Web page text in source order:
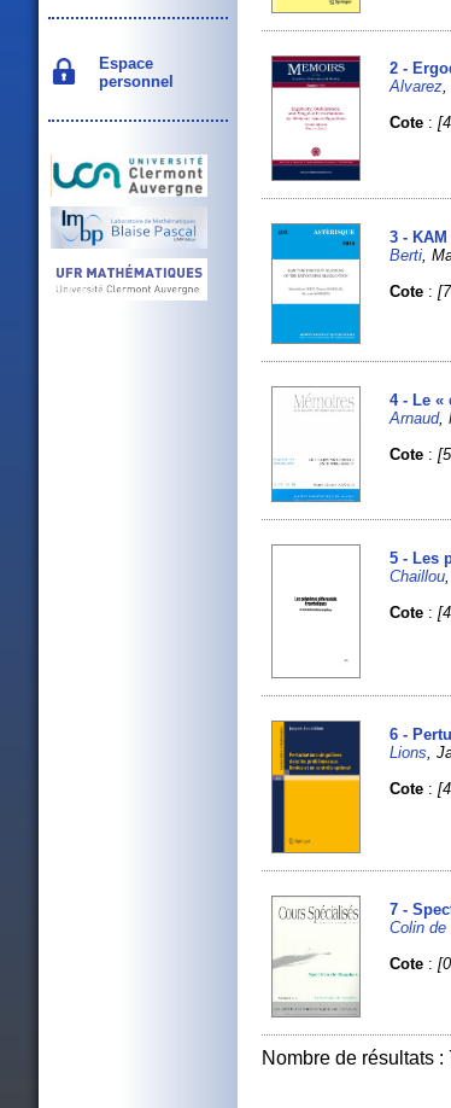
Espace
personnel
2 -
Alvarez,
Cote :
3 -
Berti ,
Cote :
4 - Le «
Arnaud,
Cote :
5 - Les
Chaillou
Cote :
6 -
Lions ,
Cote :
7 -
Colin de
Cote :
Nombre de résultats :